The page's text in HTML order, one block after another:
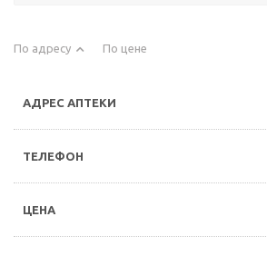
По адресу По цене